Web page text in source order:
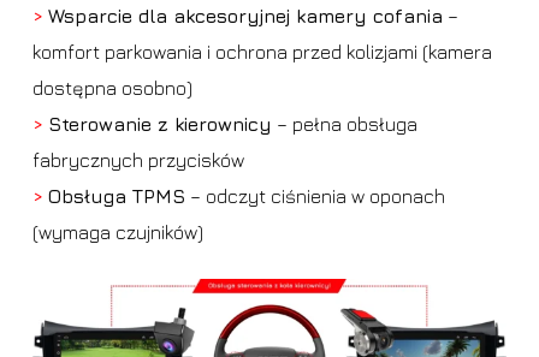
> Wsparcie dla akcesoryjnej kamery cofania –
komfort parkowania i ochrona przed kolizjami (kamera
dostępna osobno)
> Sterowanie z kierownicy – pełna obsługa
fabrycznych przycisków
> Obsługa TPMS – odczyt ciśnienia w oponach
(wymaga czujników)